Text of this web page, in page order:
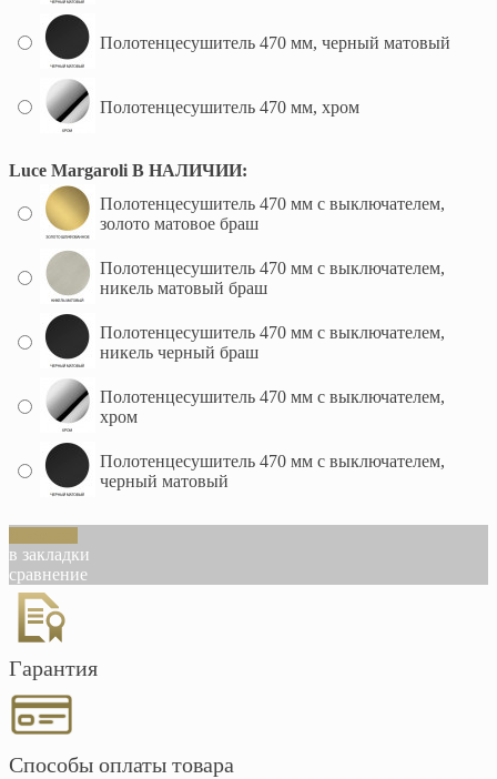
Полотенцесушитель 470 мм, черный матовый
Полотенцесушитель 470 мм, хром
Luce Margaroli В НАЛИЧИИ:
Полотенцесушитель 470 мм с выключателем,
золото матовое браш
Полотенцесушитель 470 мм с выключателем,
никель матовый браш
Полотенцесушитель 470 мм с выключателем,
никель черный браш
Полотенцесушитель 470 мм с выключателем,
хром
Полотенцесушитель 470 мм с выключателем,
черный матовый
в закладки
сравнение
Гарантия
Способы оплаты товара